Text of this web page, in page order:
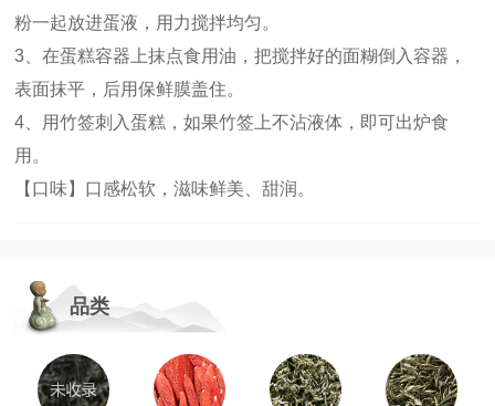
粉一起放进蛋液，用力搅拌均匀。
3、在蛋糕容器上抹点食用油，把搅拌好的面糊倒入容器，
表面抹平，后用保鲜膜盖住。
4、用竹签刺入蛋糕，如果竹签上不沾液体，即可出炉食
用。
【口味】口感松软，滋味鲜美、甜润。
品类